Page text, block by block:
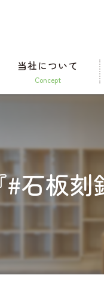
当社について
concept
石板刻